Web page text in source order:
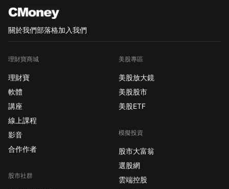
關於我們部落格加入我們
理財寶商城
理財寶
軟體
講座
線上課程
影音
合作作者
股市社群
美股專區
美股放大鏡
美股股市
美股ETF
模擬投資
股市大富翁
選股網
雲端控股